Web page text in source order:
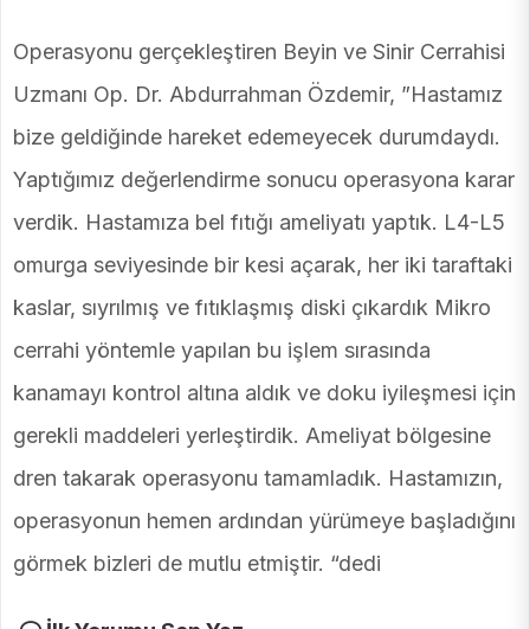
Operasyonu gerçekleştiren Beyin ve Sinir Cerrahisi
Uzmanı Op. Dr. Abdurrahman Özdemir, ”Hastamız
bize geldiğinde hareket edemeyecek durumdaydı.
Yaptığımız değerlendirme sonucu operasyona karar
verdik. Hastamıza bel fıtığı ameliyatı yaptık. L4-L5
omurga seviyesinde bir kesi açarak, her iki taraftaki
kaslar, sıyrılmış ve fıtıklaşmış diski çıkardık Mikro
cerrahi yöntemle yapılan bu işlem sırasında
kanamayı kontrol altına aldık ve doku iyileşmesi için
gerekli maddeleri yerleştirdik. Ameliyat bölgesine
dren takarak operasyonu tamamladık. Hastamızın,
operasyonun hemen ardından yürümeye başladığını
görmek bizleri de mutlu etmiştir. “dedi